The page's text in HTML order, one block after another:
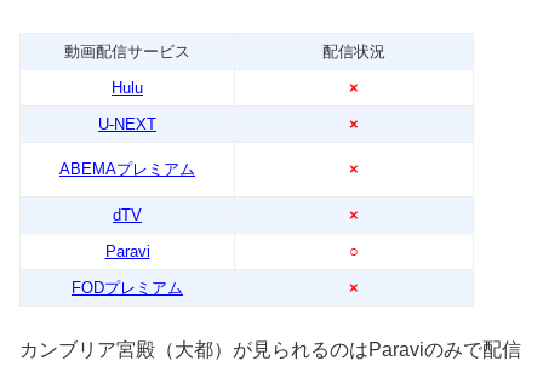
動画配信サービス
配信状況
Hulu
×
U-NEXT
×
ABEMAプレミアム ×
dTV
×
Paravi
○
FODプレミアム
×
カンブリア宮殿（大都）が見られるのはParaviのみで配信